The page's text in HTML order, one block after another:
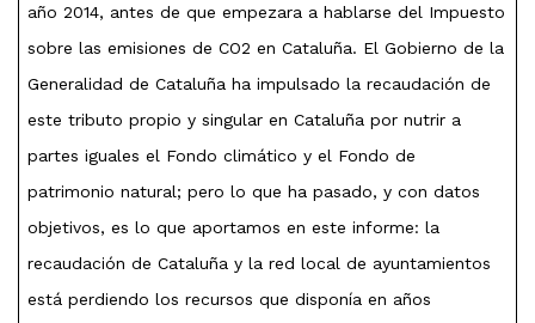
año 2014, antes de que empezara a hablarse del Impuesto
sobre las emisiones de CO2 en Cataluña. El Gobierno de la
Generalidad de Cataluña ha impulsado la recaudación de
este tributo propio y singular en Cataluña por nutrir a
partes iguales el Fondo climático y el Fondo de
patrimonio natural; pero lo que ha pasado, y con datos
objetivos, es lo que aportamos en este informe: la
recaudación de Cataluña y la red local de ayuntamientos
está perdiendo los recursos que disponía en años